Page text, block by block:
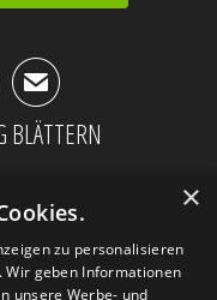
✉
×
zu personalisieren
Wir geben Informationen
unsere Werbe- und